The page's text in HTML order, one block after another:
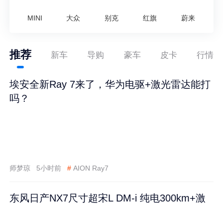
MINI 大众 别克 红旗 蔚来
推荐 新车 导购 豪车 皮卡 行情
埃安全新Ray 7来了，华为电驱+激光雷达能打
吗？
师梦琼 5小时前 # AION Ray7
东风日产NX7尺寸超宋L DM-i 纯电300km+激